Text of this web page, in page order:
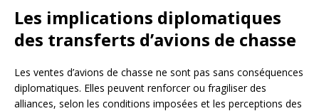
Les implications diplomatiques
des transferts d’avions de chasse
Les ventes d’avions de chasse ne sont pas sans conséquences
diplomatiques. Elles peuvent renforcer ou fragiliser des
alliances, selon les conditions imposées et les perceptions des